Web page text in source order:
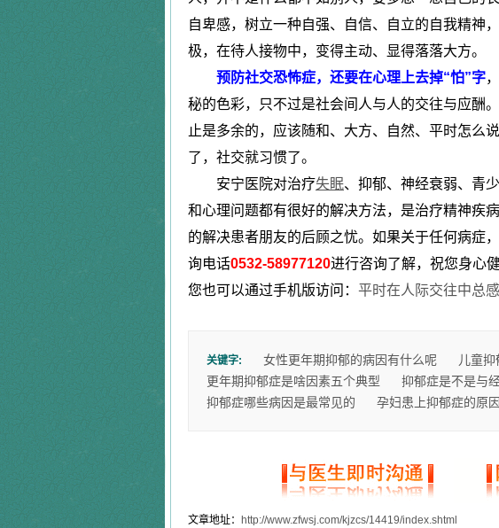
自卑感，树立一种自强、自信、自立的自我精神
极，在待人接物中，变得主动、显得落落大方。
预防社交恐怖症，还要在心理上去掉“怕”字
秘的色彩，只不过是社会间人与人的交往与应酬
止是多余的，应该随和、大方、自然、平时怎么
了，社交就习惯了。
安宁医院对治疗失眠、抑郁、神经衰弱、青
和心理问题都有很好的解决方法，是治疗精神疾
的解决患者朋友的后顾之忧。如果关于任何病症
询电话0532-58977120进行咨询了解，祝您身心
您也可以通过手机版访问： 平时在人际交往中总
关键字: 女性更年期抑郁的病因有什么呢
儿童
更年期抑郁症是啥因素五个典型
抑郁症是不是与
抑郁症哪些病因是最常见的
孕妇患上抑郁症的原
文章地址： http://www.zfwsj.com/kjzcs/14419/index.shtml